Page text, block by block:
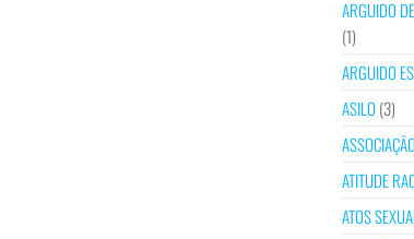
ARGUIDO
(1)
ARGUIDO
ASILO (3)
ATITUDE
ATOS